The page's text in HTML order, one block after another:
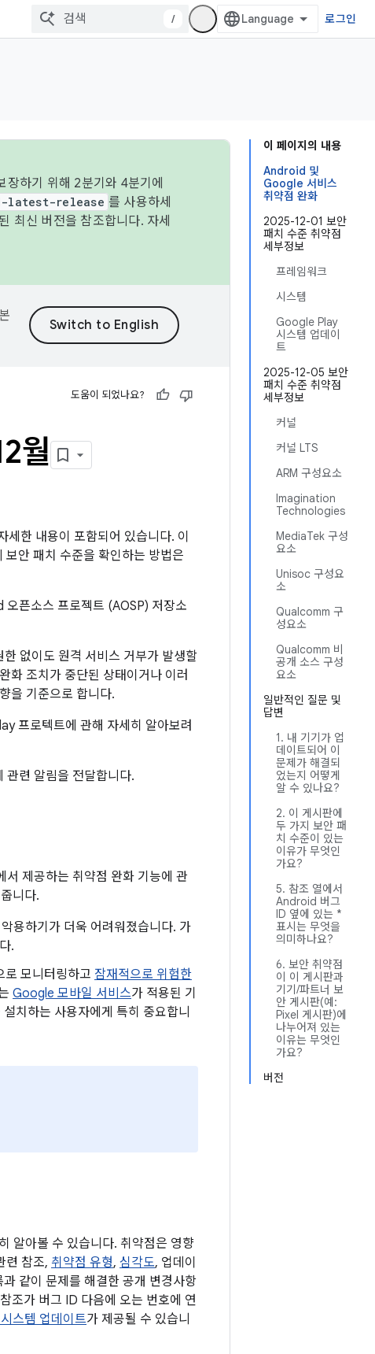
/ 로그인
이 페이지의 내용
Android 및
Google 서비스
취약점 완화
2025-12-01 보안
패치 수준 취약점
세부정보
프레임워크
시스템
Google Play
시스템 업데이
트
2025-12-05 보안
패치 수준 취약점
세부정보
커널
커널 LTS
ARM 구성요소
Imagination
Technologies
MediaTek 구성
요소
Unisoc 구성요
소
Qualcomm 구
성요소
Qualcomm 비
공개 소스 구성
요소
일반적인 질문 및
답변
1. 내 기기가 업
데이트되어 이
문제가 해결되
었는지 어떻게
알 수 있나요?
2. 이 게시판에
두 가지 보안 패
치 수준이 있는
이유가 무엇인
가요?
5. 참조 열에서
Android 버그
ID 옆에 있는 *
표시는 무엇을
의미하나요?
6. 보안 취약점
이 이 게시판과
기기/파트너 보
안 게시판(예:
Pixel 게시판)에
나누어져 있는
이유는 무엇인
가요?
버전
하기 위해 2분기와 4분기에
latest-release 를 사용하세
최신 버전을 참조합니다. 자세
도움이 되었나요?
월
한 내용이 포함되어 있습니다. 이
안 패치 수준을 확인하는 방법은
픈소스 프로젝트 (AOSP) 저장소
없이도 원격 서비스 거부가 발생할
화 조치가 중단된 상태이거나 이러
을 기준으로 합니다.
프로텍트에 관해 자세히 알아보려
련 알림을 전달합니다.
서 제공하는 취약점 완화 기능에 관
니다.
용하기가 더욱 어려워졌습니다. 가
.
로 모니터링하고 잠재적으로 위험한
Google 모바일 서비스가 적용된 기
치하는 사용자에게 특히 중요합니
알아볼 수 있습니다. 취약점은 영향
련 참조, 취약점 유형, 심각도, 업데이
같이 문제를 해결한 공개 변경사항
조가 버그 ID 다음에 오는 번호에 연
스템 업데이트가 제공될 수 있습니